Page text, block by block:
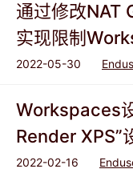
通过修改NAT
实现限制
2022-05-30
Workspaces
Render XPS”
2022-02-16